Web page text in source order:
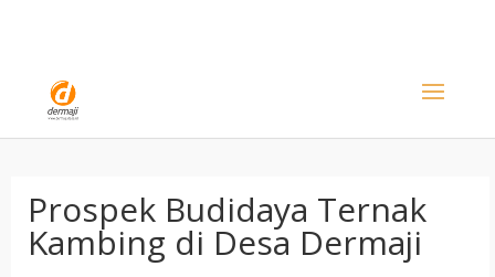
Prospek Budidaya Ternak
Kambing di Desa Dermaji